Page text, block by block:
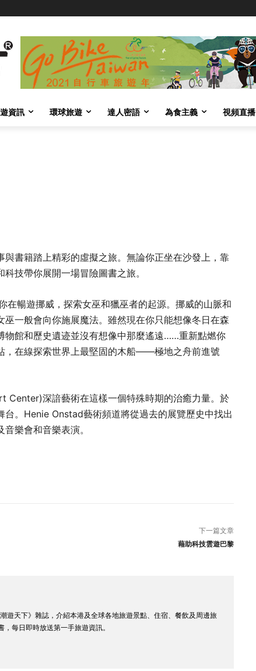
資訊 環球旅遊 達人密語 為食主義 視頻直播
書籍踏上精彩的虛擬之旅。無論你正坐在沙發上，靠
技帶你展開一場冒險圖書之旅。
在暢遊挪威，探索女巫和獵巫者的起源。挪威的山脈和
一般會向你施展魔法。雖然現在你只能想像冬日在森
物館和歷史遺迹並沒有想像中那麼遙遠……重新點燃你
，在線探索世界上最堅固的木船——極地之舟前進號
Center)深諳藝術在這樣一個特殊時期的治癒力量。於
。Henie Onstad藝術頻道將從過去的展覽歷史中找出
樂會和音樂表演。
下一篇文章
藉助科技雲遊巴黎
遊天下》雜誌，介紹本港及全球各地旅遊景點、住宿、餐飲及周邊旅
每日即時放送第一手旅遊資訊。